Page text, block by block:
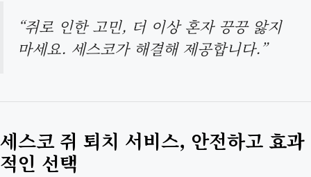
“쥐로 인한 고민, 더 이상 혼자 끙끙 앓지
마세요. 세스코가 해결해 제공합니다.”
세스코 쥐 퇴치 서비스, 안전하고 효과
적인 선택